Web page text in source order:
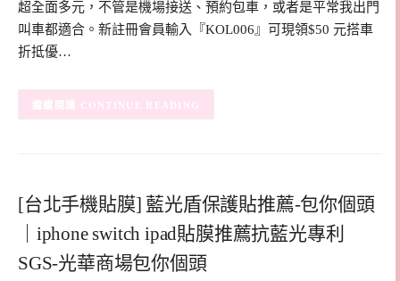
超全面多元，不管是機場接送、預約包車，或者是平常我出門
叫車都適合。新註冊會員輸入『KOL006』可現領$50 元搭車
折抵優…
CONTINUE READING
[台北手機貼膜] 藍光盾保護貼推薦-包你個頭
｜iphone switch ipad貼膜推薦抗藍光專利
SGS-光華商場包你個頭